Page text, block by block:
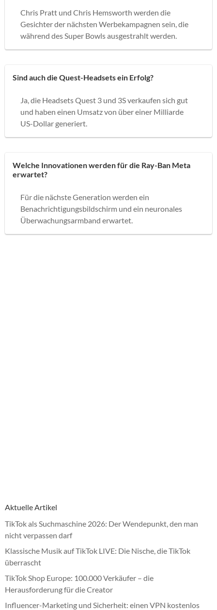
Chris Pratt und Chris Hemsworth werden die
Gesichter der nächsten Werbekampagnen sein, die
während des Super Bowls ausgestrahlt werden.
Sind auch die Quest-Headsets ein Erfolg?
Ja, die Headsets Quest 3 und 3S verkaufen sich gut
und haben einen Umsatz von über einer Milliarde
US-Dollar generiert.
Welche Innovationen werden für die Ray-Ban Meta
erwartet?
Für die nächste Generation werden ein
Benachrichtigungsbildschirm und ein neuronales
Überwachungsarmband erwartet.
Aktuelle Artikel
TikTok als Suchmaschine 2026: Der Wendepunkt, den man
nicht verpassen darf
Klassische Musik auf TikTok LIVE: Die Nische, die TikTok
überrascht
TikTok Shop Europe: 100.000 Verkäufer – die
Herausforderung für die Creator
Influencer-Marketing und Sicherheit: einen VPN kostenlos